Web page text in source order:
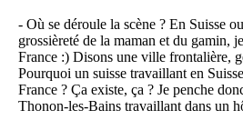
- Où se déroule la scène ? En Suisse
grossièreté de la maman et du gamin,
France :) Disons une ville frontalière,
Pourquoi un suisse travaillant en
France ? Ça existe, ça ? Je penche
Thonon-les-Bains travaillant dans un